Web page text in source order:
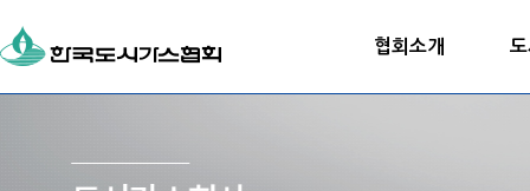
협회소개